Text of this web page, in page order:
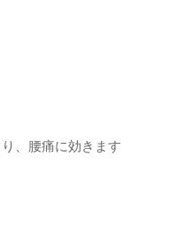
、腰痛に効きます